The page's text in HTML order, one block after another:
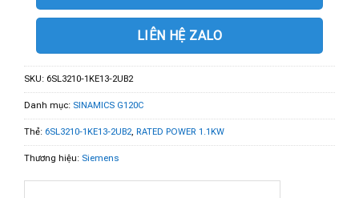
LIÊN HỆ ZALO
SKU: 6SL3210-1KE13-2UB2
Danh mục: SINAMICS G120C
Thẻ: 6SL3210-1KE13-2UB2, RATED POWER 1.1KW
Thương hiệu: Siemens